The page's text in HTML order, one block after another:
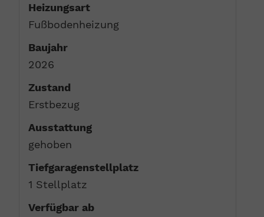
Heizungsart
Fußbodenheizung
Baujahr
2026
Zustand
Erstbezug
Ausstattung
gehoben
Tief­garagen­stell­platz
1 Stellplatz
Verfügbar ab